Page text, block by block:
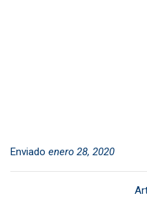
Enviado enero 28, 2020